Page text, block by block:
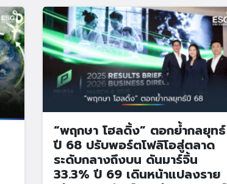
“พฤกษา โฮลดิ้ง” ตอกย้ำกลยุทธ์
ปี 68 ปรับพอร์ตโฟลิโอสู่ตลาด
ระดับกลางถึงบน ดันมาร์จิ้น
33.3% ปี 69 เดินหน้าแปลงราย